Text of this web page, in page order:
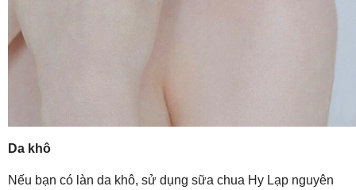
Da khô
Nếu bạn có làn da khô, sử dụng sữa chua Hy Lạp nguyên